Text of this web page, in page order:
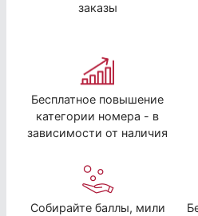
заказы
Бесплатное повышение
категории номера - в
зависимости от наличия
Собирайте баллы, мили